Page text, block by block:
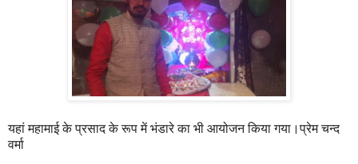
यहां महामाई के प्रसाद के रूप में भंडारे का भी आयोजन किया गया।प्रेम चन्द
वर्मा